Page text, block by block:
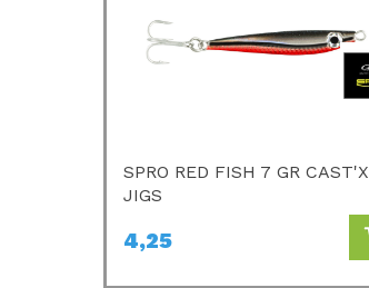
SPRO RED FISH 7 GR CAST'X
JIGS
4,25